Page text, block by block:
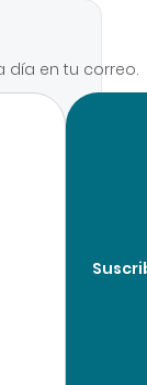
día en tu correo.